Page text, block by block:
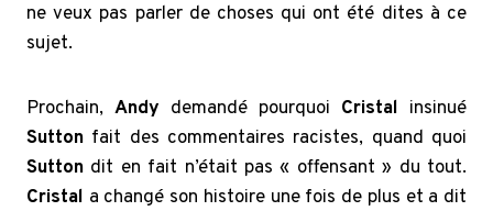
ne veux pas parler de choses qui ont été dites à ce
sujet.
Prochain, Andy demandé pourquoi Cristal insinué
Sutton fait des commentaires racistes, quand quoi
Sutton dit en fait n’était pas « offensant » du tout.
Cristal a changé son histoire une fois de plus et a dit